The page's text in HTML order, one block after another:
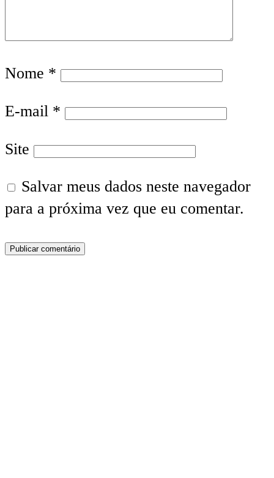
Nome *
E-mail *
Site
Salvar meus dados neste navegador
para a próxima vez que eu comentar.